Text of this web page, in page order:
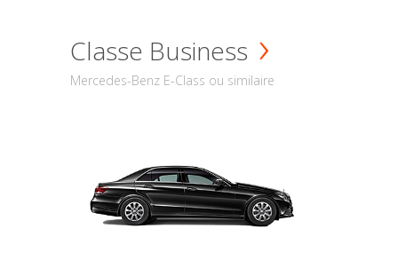
Classe Business
Mercedes-Benz E-Class ou similaire